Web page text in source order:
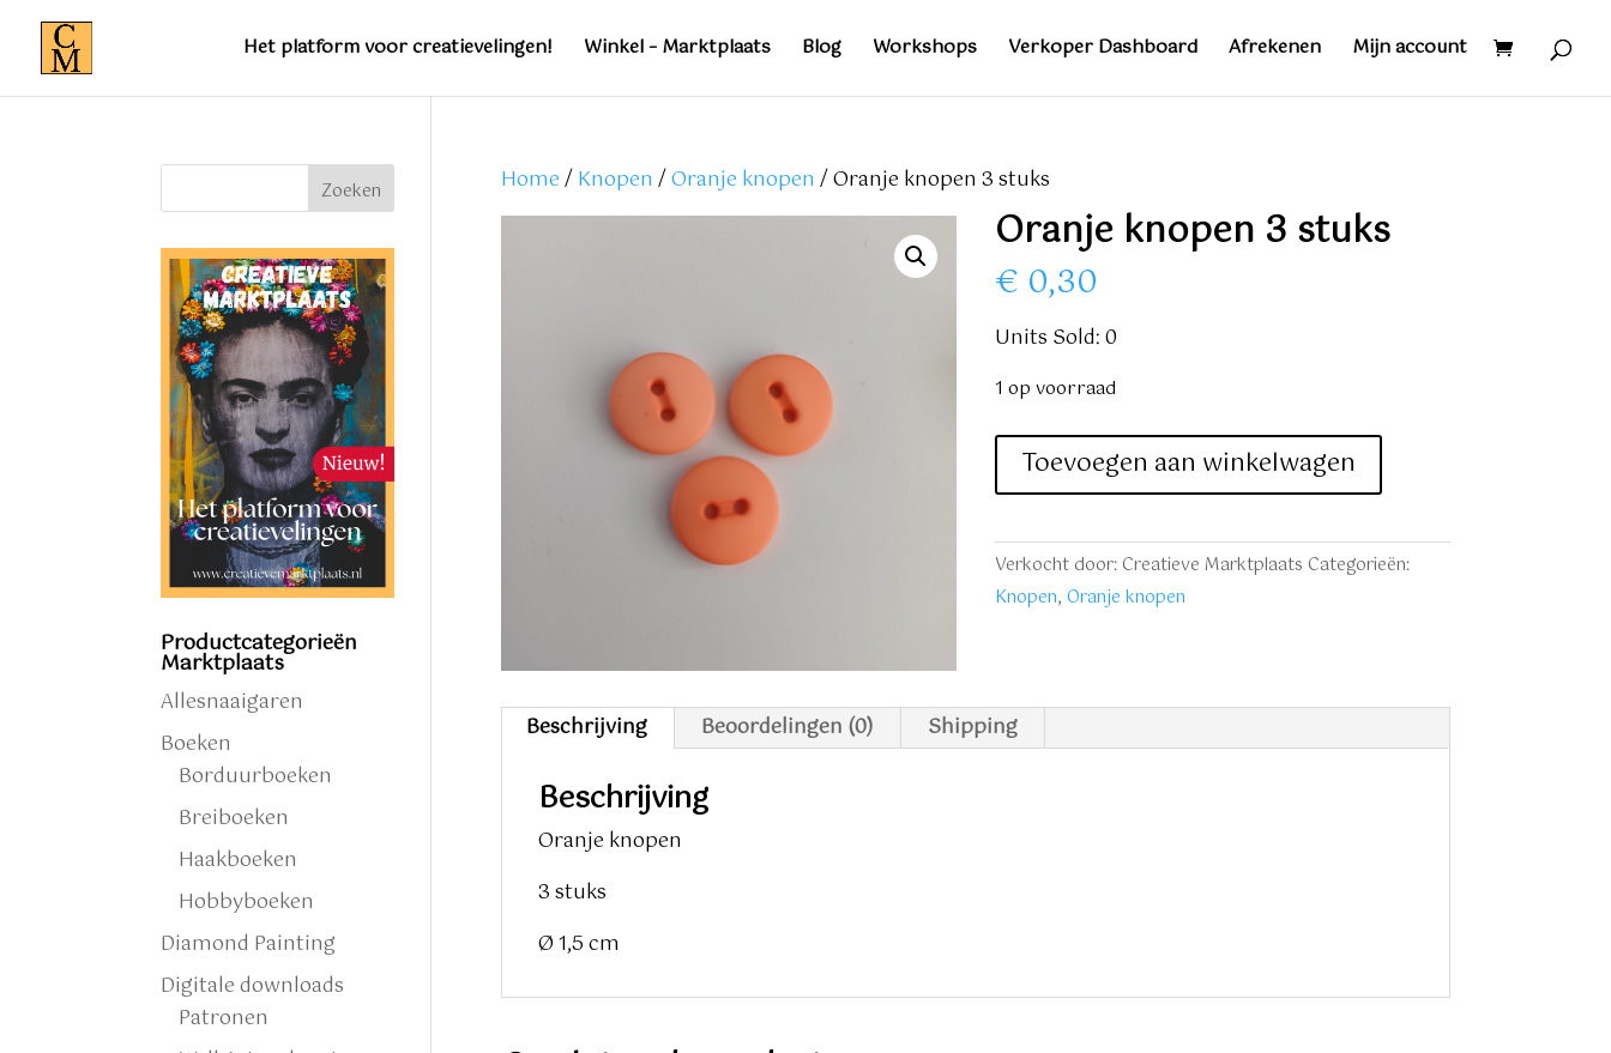
Het platform voor creatievelingen! Winkel – Marktplaats Blog Workshops Verkoper Dashboard Afrekenen Mijn account
Home/Knopen /Oranje knopen / Oranje knopen 3 stuks
Oranje knopen 3 stuks
€ 0,30
Units Sold: 0
1 op voorraad
Oranje
stuks
aantal
Toevoegen aan winkelwagen
Verkocht door: Creatieve Marktplaats Categorieën:
Knopen, Oranje knopen
Beschrijving Beoordelingen (0) Shipping
Beschrijving
Oranje knopen
3 stuks
Ø 1,5 cm
Zoeken
Productcategorieën
Marktplaats
Allesnaaigaren
Boeken
Borduurboeken
Breiboeken
Haakboeken
Hobbyboeken
Diamond Painting
Digitale downloads
Patronen